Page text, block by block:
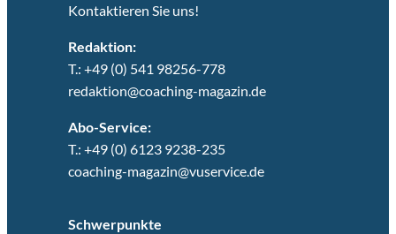
Kontaktieren Sie uns!
Redaktion:
T.: +49 (0) 541 98256-778
redaktion@coaching-magazin.de
Abo-Service:
T.: +49 (0) 6123 9238-235
coaching-magazin@vuservice.de
Schwerpunkte